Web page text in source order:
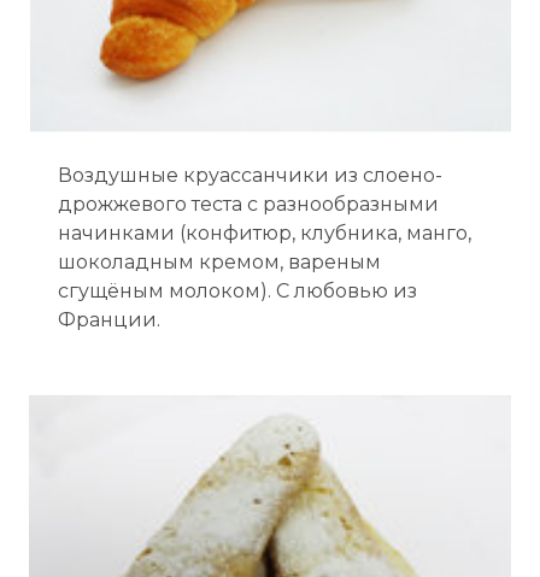
Воздушные круассанчики из слоено-
дрожжевого теста с разнообразными
начинками (конфитюр, клубника, манго,
шоколадным кремом, вареным
сгущёным молоком). С любовью из
Франции.